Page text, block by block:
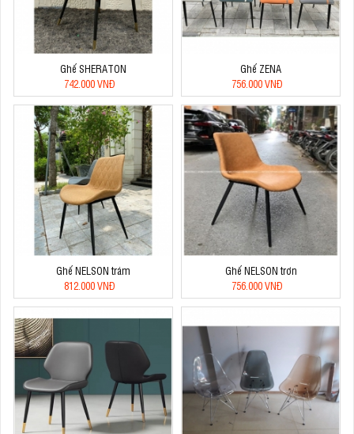
Ghế SHERATON
742.000 VNĐ
Ghế ZENA
756.000 VNĐ
Ghế NELSON trám
812.000 VNĐ
Ghế NELSON trơn
756.000 VNĐ